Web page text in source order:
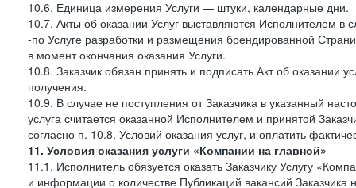
10.6. Единица измерения Услуги — штуки, календарные дни.
10.7. Акты об оказании Услуг выставляются Исполнителем в
-по Услуге разработки и размещения брендированной
в момент окончания оказания Услуги.
10.8. Заказчик обязан принять и подписать Акт об оказании
получения.
10.9. В случае не поступления от Заказчика в указанный
услуга считается оказанной Исполнителем и принятой
согласно п. 10.8. Условий оказания услуг, и оплатить
11. Условия оказания услуги «Компании на главной»
11.1. Исполнитель обязуется оказать Заказчику Услугу
и информации о количестве Публикаций вакансий